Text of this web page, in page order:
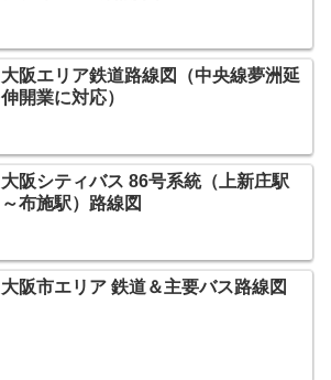
大阪エリア鉄道路線図（中央線夢洲延
伸開業に対応）
大阪シティバス 86号系統（上新庄駅
～布施駅）路線図
大阪市エリア 鉄道＆主要バス路線図